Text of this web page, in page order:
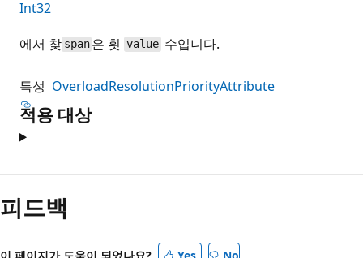
Int32
에서 찾 span 은 횟value수입니다.
특성 OverloadResolutionPriorityAttribute
적용 대상
피드백
이 페이지가 도움이 되었나요?